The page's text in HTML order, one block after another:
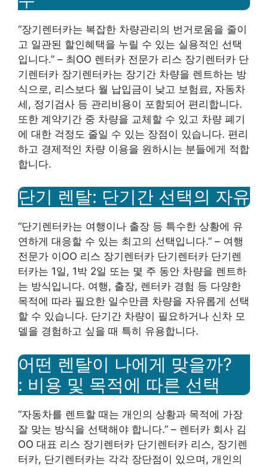
“장기렌터카는 복잡한 차량관리의 번거로움을 줄이
고 일관된 할인혜택을 누릴 수 있는 실용적인 선택
입니다.” – 최OO 렌터카 전문가 리스 장기렌터카 단
기렌터카 장기렌터카는 장기간 차량을 렌트하는 방
식으로, 리스보다 월 납입금이 낮고 보험료, 자동차
세, 정기검사 등 관리비용이 포함되어 편리합니다.
또한 계약기간 중 차량을 교체할 수 있고 차량 폐기
에 대한 걱정도 줄일 수 있는 장점이 있습니다. 편리
하고 경제적인 차량 이용을 원하시는 분들에게 적합
합니다.
단기 렌탈: 단기간 선택의 자유
“단기렌터카는 여행이나 출장 등 특수한 상황에 유
연하게 대응할 수 있는 최고의 선택입니다.” – 여행
전문가 이OO 리스 장기렌터카 단기렌터카 단기렌
터카는 1일, 1박 2일 또는 몇 주 동안 차량을 렌트하
는 방식입니다. 여행, 출장, 렌터카 경험 등 다양한
목적에 따라 필요한 일수만큼 차량을 자유롭게 선택
할 수 있습니다. 단기간 차량이 필요하거나 신차 모
델을 경험하고 싶을 때 특히 유용합니다.
어떤 렌탈이 나에게 맞을까?
: 비용 및 목적에 따른 선택
“자동차를 렌트할 때는 개인의 상황과 목적에 가장
잘 맞는 방식을 선택해야 합니다.” – 렌터카 회사 김
OO 대표 리스 장기렌터카 단기렌터카 리스, 장기렌
터카, 단기렌터카는 각각 장단점이 있으며, 개인의